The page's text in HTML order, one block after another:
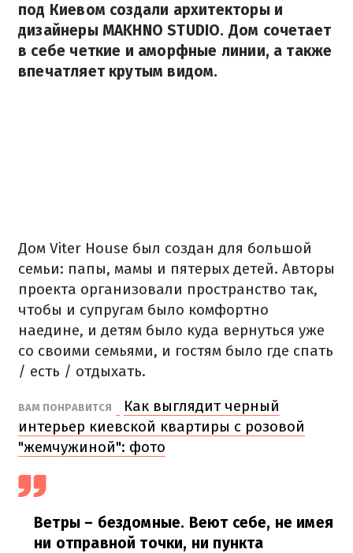
под Киевом создали архитекторы и
дизайнеры MAKHNO STUDIO. Дом сочетает
в себе четкие и аморфные линии, а также
впечатляет крутым видом.
Дом Viter House был создан для большой
семьи: папы, мамы и пятерых детей. Авторы
проекта организовали пространство так,
чтобы и супругам было комфортно
наедине, и детям было куда вернуться уже
со своими семьями, и гостям было где спать
/ есть / отдыхать.
ВАМ ПОНРАВИТСЯ
Как выглядит черный
интерьер киевской квартиры с розовой
"жемчужиной": фото
Ветры – бездомные. Веют себе, не имея
ни отправной точки, ни пункта